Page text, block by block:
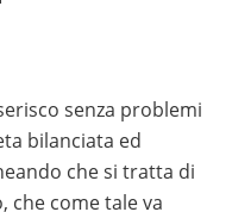
senza problemi
bilanciata ed
che si tratta di
che come tale va